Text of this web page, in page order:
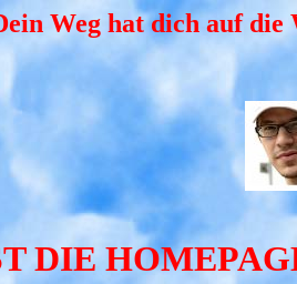
Weg hat dich auf
DIE